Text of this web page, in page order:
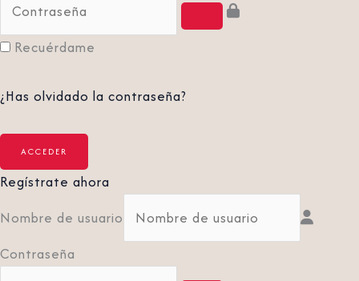
Recuérdame
¿Has olvidado la contraseña?
Regístrate ahora
Nombre de usuario
Contraseña